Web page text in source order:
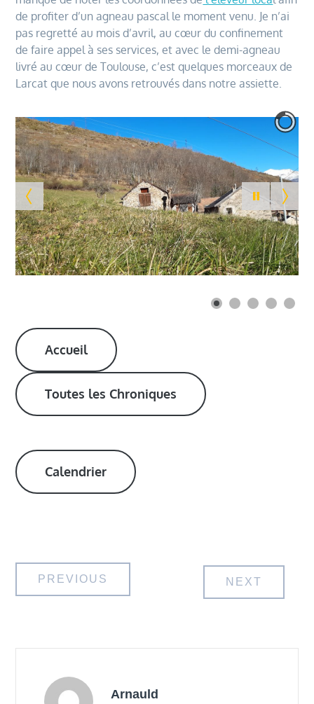
de profiter d’un agneau pascal le moment venu. Je n’ai
pas regretté au mois d’avril, au cœur du confinement
de faire appel à ses services, et avec le demi-agneau
livré au cœur de Toulouse, c’est quelques morceaux de
Larcat que nous avons retrouvés dans notre assiette.
Accueil
Toutes les Chroniques
Calendrier
Navigation
PREVIOUS NEXT
Arnauld